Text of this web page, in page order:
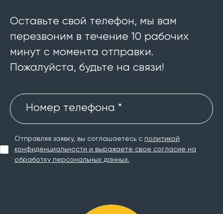
Оставьте свой телефон, мы вам
перезвоним в течение 10 рабочих
минут с момента отправки.
Пожалуйста, будьте на связи!
Номер телефона *
Отправляя заявку, вы соглашаетесь с политикой
конфиденциальности и выражаете свое согласие на
обработку персональных данных.